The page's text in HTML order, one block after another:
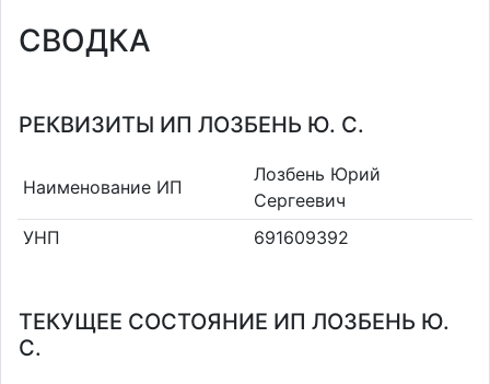
СВОДКА
РЕКВИЗИТЫ ИП ЛОЗБЕНЬ Ю. С.
Наименование ИП
Лозбень Юрий
Сергеевич
УНП
691609392
ТЕКУЩЕЕ СОСТОЯНИЕ ИП ЛОЗБЕНЬ Ю.
С.